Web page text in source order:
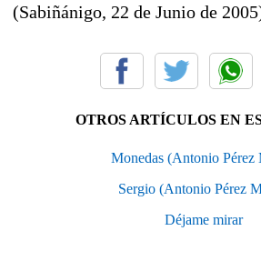
(Sabiñánigo, 22 de Junio de
OTROS ARTÍCULOS EN
Monedas (Antonio Pérez
Sergio (Antonio Pérez
Déjame mirar